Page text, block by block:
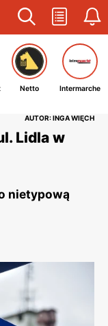
Netto Intermarche
AUTOR: INGA WIĘCH
Lidla w
nietypową